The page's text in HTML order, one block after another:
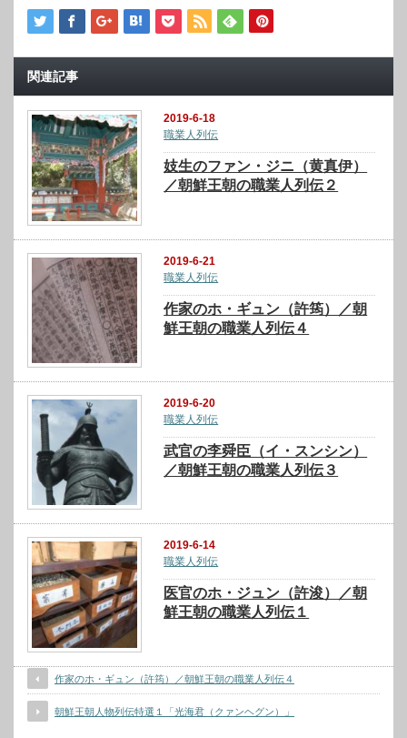
関連記事
2019-6-18
職業人列伝
妓生のファン・ジニ（黄真伊）
／朝鮮王朝の職業人列伝２
2019-6-21
職業人列伝
作家のホ・ギュン（許筠）／朝
鮮王朝の職業人列伝４
2019-6-20
職業人列伝
武官の李舜臣（イ・スンシン）
／朝鮮王朝の職業人列伝３
2019-6-14
職業人列伝
医官のホ・ジュン（許浚）／朝
鮮王朝の職業人列伝１
作家のホ・ギュン（許筠）／朝鮮王朝の職業人列伝４
朝鮮王朝人物列伝特選１「光海君（クァンヘグン）」